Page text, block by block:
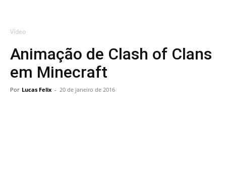
Vídeo
Animação de Clash of Clans
em Minecraft
Por Lucas Felix - 20 de janeiro de 2016